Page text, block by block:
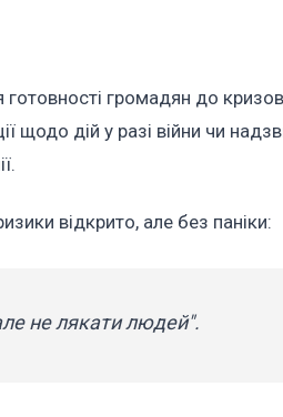
громадян до
щодо дій у разі війни чи
відкрито, але без паніки:
не лякати людей".